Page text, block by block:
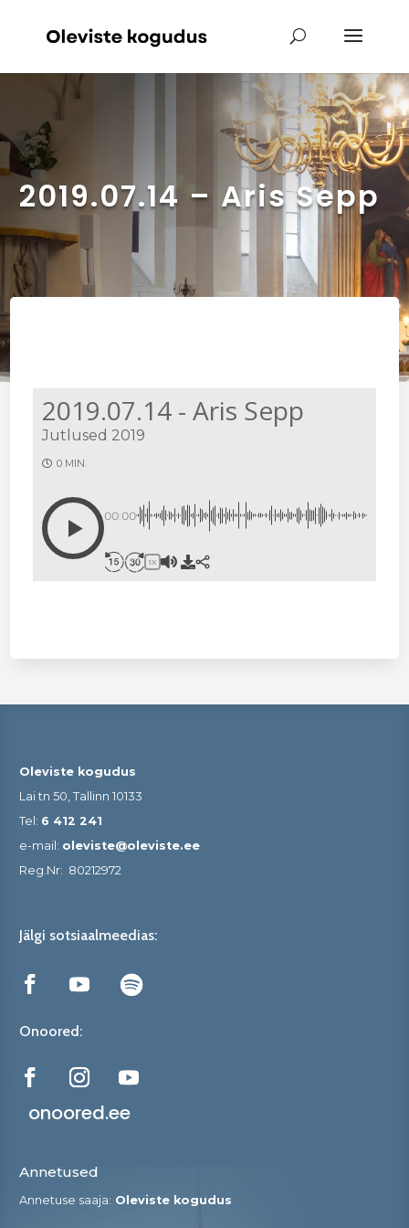
2019.07.14 – Aris Sepp
2019.07.14 - Aris Sepp
Jutlused 2019
0 MIN.
00:00
1X
Oleviste kogudus
Lai tn 50, Tallinn 10133
Tel: 6 412 241
e-mail: oleviste@oleviste.ee
Reg.Nr: 80212972
Jälgi sotsiaalmeedias:
Onoored:
onoored.ee
Annetused
Annetuse saaja: Oleviste kogudus